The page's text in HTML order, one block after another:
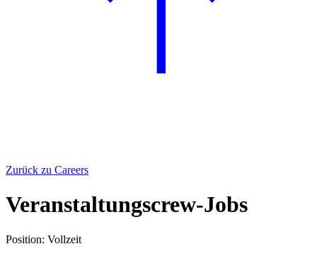
Zurück zu Careers
Veranstaltungscrew-Jobs
Position: Vollzeit